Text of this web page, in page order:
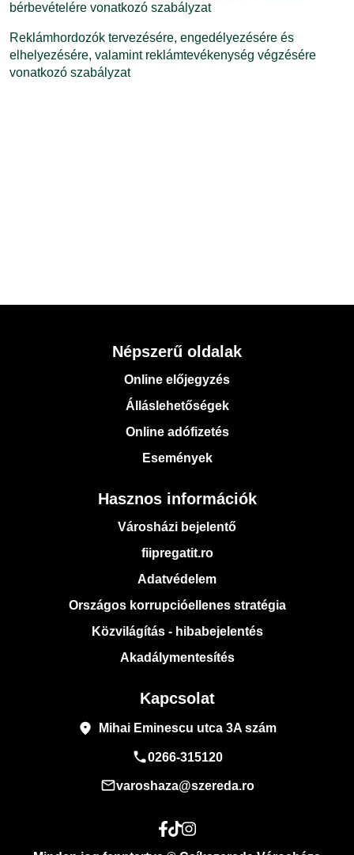
bérbevételére vonatkozó szabályzat
Reklámhordozók tervezésére, engedélyezésére és
elhelyezésére, valamint reklámtevékenység végzésére
vonatkozó szabályzat
Népszerű oldalak
Online előjegyzés
Álláslehetőségek
Online adófizetés
Események
Hasznos információk
Városházi bejelentő
fiipregatit.ro
Adatvédelem
Országos korrupcióellenes stratégia
Közvilágítás - hibabejelentés
Akadálymentesítés
Kapcsolat
place Mihai Eminescu utca 3A szám
phone0266-315120
mail_outlinevaroshaza@szereda.ro